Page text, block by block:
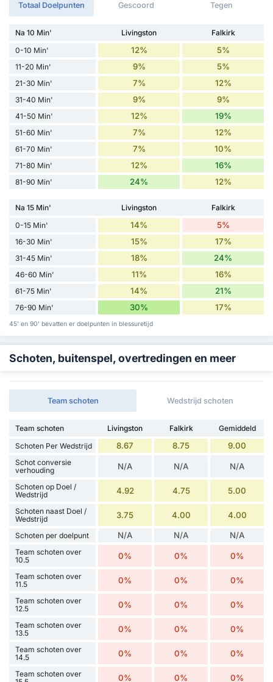
Totaal Doelpunten Gescoord Tegen
Na 10 Min' Livingston
Falkirk
0-10 Min'
12% 5%
11-20 Min' 9% 5%
21-30 Min' 7% 12%
31-40 Min' 9% 9%
41-50 Min' 12% 19%
51-60 Min' 7% 12%
61-70 Min' 7% 10%
71-80 Min' 12% 16%
81-90 Min' 24% 12%
Na 15 Min' Livingston
Falkirk
0-15 Min'
14% 5%
16-30 Min' 15% 17%
31-45 Min' 18% 24%
46-60 Min' 11% 16%
61-75 Min' 14% 21%
76-90 Min' 30% 17%
45' en 90' bevatten er doelpunten in blessuretijd
Schoten, buitenspel, overtredingen en meer
Team schoten Wedstrijd schoten
Team schoten Livingston Falkirk
Gemiddeld
Schoten Per Wedstrijd
8.67 8.75 9.00
Schot conversie
verhouding
N/A N/A N/A
Schoten op Doel /
Wedstrijd
4.92 4.75 5.00
Schoten naast Doel /
Wedstrijd
3.75 4.00 4.00
Schoten per doelpunt N/A N/A N/A
Team schoten over
10.5
0% 0% 0%
Team schoten over
11.5
0% 0% 0%
Team schoten over
12.5
0% 0% 0%
Team schoten over
13.5
0% 0% 0%
Team schoten over
14.5
0% 0% 0%
Team schoten over
0% 0% 0%